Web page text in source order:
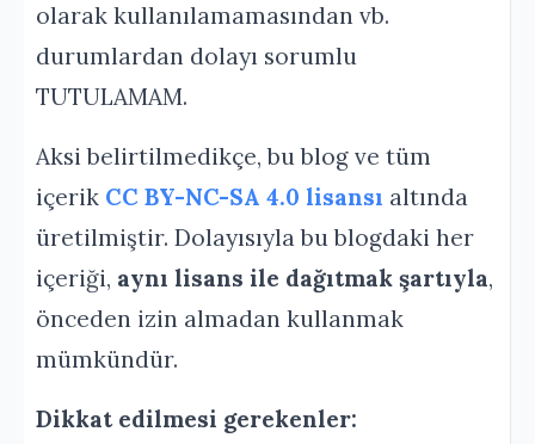
olarak kullanılamamasından vb.
durumlardan dolayı sorumlu
TUTULAMAM.
Aksi belirtilmedikçe, bu blog ve tüm
içerik CC BY-NC-SA 4.0 lisansı altında
üretilmiştir. Dolayısıyla bu blogdaki her
içeriği, aynı lisans ile dağıtmak şartıyla,
önceden izin almadan kullanmak
mümkündür.
Dikkat edilmesi gerekenler: